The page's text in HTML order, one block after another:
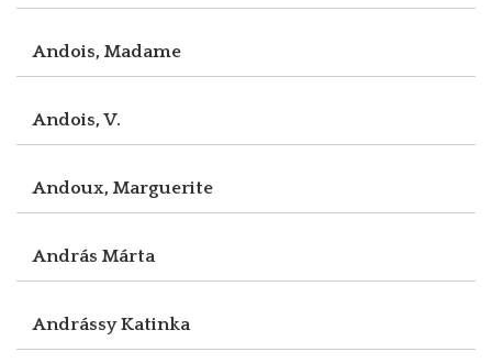
Andois, Madame
Andois, V.
Andoux, Marguerite
András Márta
Andrássy Katinka